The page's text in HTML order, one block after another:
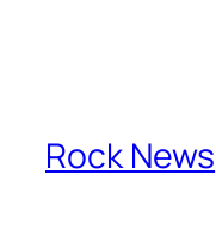
Rock News